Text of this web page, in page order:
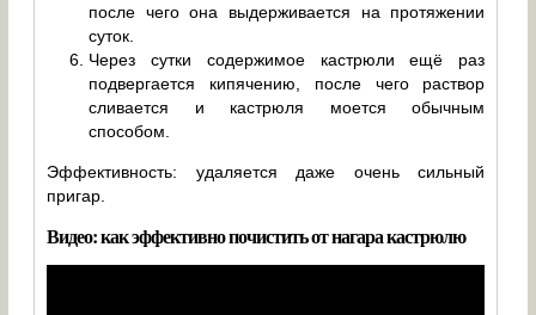
после чего она выдерживается на протяжении
суток.
Через сутки содержимое кастрюли ещё раз
подвергается кипячению, после чего раствор
сливается и кастрюля моется обычным
способом.
Эффективность: удаляется даже очень сильный
пригар.
Видео: как эффективно почистить от нагара кастрюлю